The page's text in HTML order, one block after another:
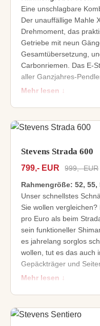
hydraulische GRX
Fulcrum Racing-
G-One Bite-Reifen
Gravel-Cockpit mit
Lenker
Eine unschlagbare
Der unauffällige Mahle
Drehmoment, das
Getriebe mit neun
Gesamtübersetzung,
Carbonriemen. Das E-
aller Ganzjahres-
Kilometer um Kilometer
Touring-Ausstattung
Beleuchtung und
Light Assist E-Bike
Neuer Mahle X30
ein feinfühliges
Vollintegrierter 236
Extender
Wartungsarmer
Gates Carbon-Riemen
Komplettes Touring-
leistungsstarker
QL3.1-kompatiblem
Mehr lesen ↓
Stevens Strada 600
799,- EUR
999,- EUR
Rahmengröße: 52, 55,
Unser schnellstes
Sie wollen
pro Euro als beim
sein funktioneller
es jahrelang sorglos
wollen, tut es das auch
Gepäckträger und
täglich Ihre Tasche ins
Lenkpräzise,
Mehr lesen ↓